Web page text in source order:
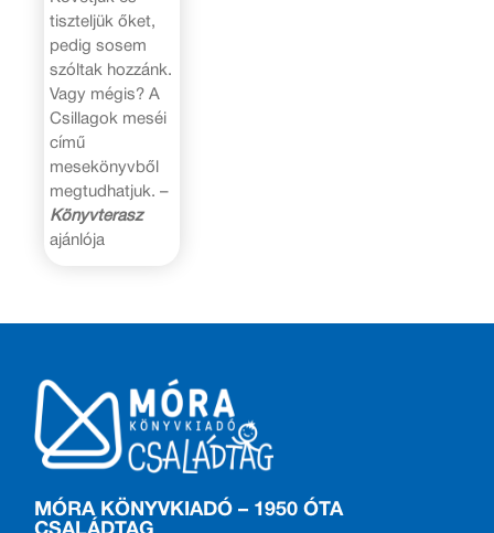
tiszteljük őket,
pedig sosem
szóltak hozzánk.
Vagy mégis? A
Csillagok meséi
című
mesekönyvből
megtudhatjuk. –
Könyvterasz
ajánlója
MÓRA KÖNYVKIADÓ – 1950 ÓTA